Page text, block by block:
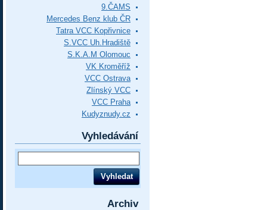
9.ČAMS
Mercedes Benz klub ČR
Tatra VCC Kopřivnice
S.VCC Uh.Hradiště
S.K.A.M Olomouc
VK Kroměříž
VCC Ostrava
Zlínský VCC
VCC Praha
Kudyznudy.cz
Vyhledávání
Archiv